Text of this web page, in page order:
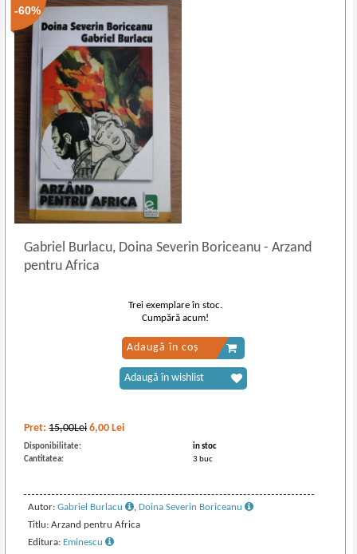
-60%
Gabriel Burlacu, Doina Severin Boriceanu- Arzand
pentru Africa
Pret:15,00Lei 6,00 Lei
Disponibilitate:
in stoc
Cantitatea:
3 buc
Autor:Gabriel Burlacu ,Doina Severin Boriceanu
Titlu: Arzand pentru Africa
Editura: Eminescu
Trei exemplare în stoc.
Cumpără acum!
Adaugă în coș
Adaugă în wishlist